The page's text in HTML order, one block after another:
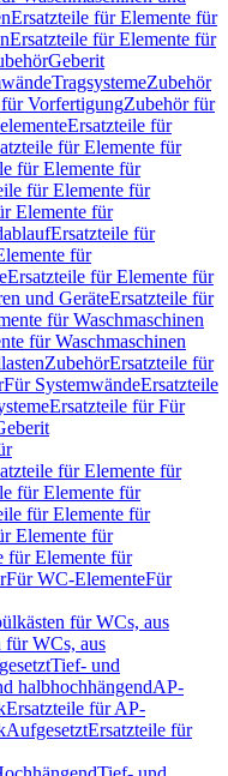
Ersatzteile für Elemente für
Ersatzteile für Elemente für
Geberit
TragsystemeZubehör
VorfertigungZubehör für
Ersatzteile für
für Elemente für
für Elemente für
für Elemente für
Elemente für
Ersatzteile für
für
Ersatzteile für Elemente für
und GeräteErsatzteile für
für Waschmaschinen
für Waschmaschinen
ZubehörErsatzteile für
Für SystemwändeErsatzteile
Ersatzteile für Für
für Elemente für
für Elemente für
für Elemente für
Elemente für
für Elemente für
Für WC-ElementeFür
für WCs, aus
für WCs, aus
Tief- und
halbhochhängendAP-
Ersatzteile für AP-
AufgesetztErsatzteile für